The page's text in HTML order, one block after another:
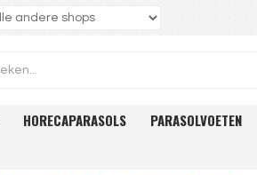
HORECAPARASOLS PARASOLVOETEN